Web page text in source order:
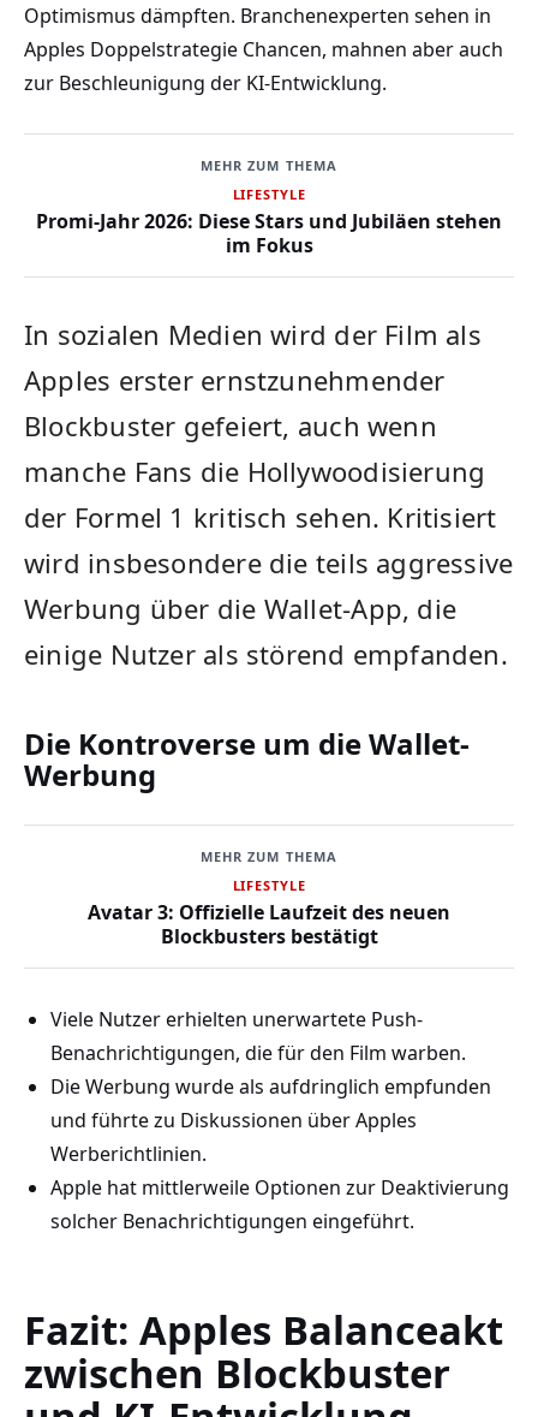
Optimismus dämpften. Branchenexperten sehen in
Apples Doppelstrategie Chancen, mahnen aber auch
zur Beschleunigung der KI-Entwicklung.
MEHR ZUM THEMA
LIFESTYLE
Promi-Jahr 2026: Diese Stars und Jubiläen stehen
im Fokus
In sozialen Medien wird der Film als
Apples erster ernstzunehmender
Blockbuster gefeiert, auch wenn
manche Fans die Hollywoodisierung
der Formel 1 kritisch sehen. Kritisiert
wird insbesondere die teils aggressive
Werbung über die Wallet-App, die
einige Nutzer als störend empfanden.
Die Kontroverse um die Wallet-
Werbung
MEHR ZUM THEMA
LIFESTYLE
Avatar 3: Offizielle Laufzeit des neuen
Blockbusters bestätigt
Viele Nutzer erhielten unerwartete Push-
Benachrichtigungen, die für den Film warben.
Die Werbung wurde als aufdringlich empfunden
und führte zu Diskussionen über Apples
Werberichtlinien.
Apple hat mittlerweile Optionen zur Deaktivierung
solcher Benachrichtigungen eingeführt.
Fazit: Apples Balanceakt
zwischen Blockbuster